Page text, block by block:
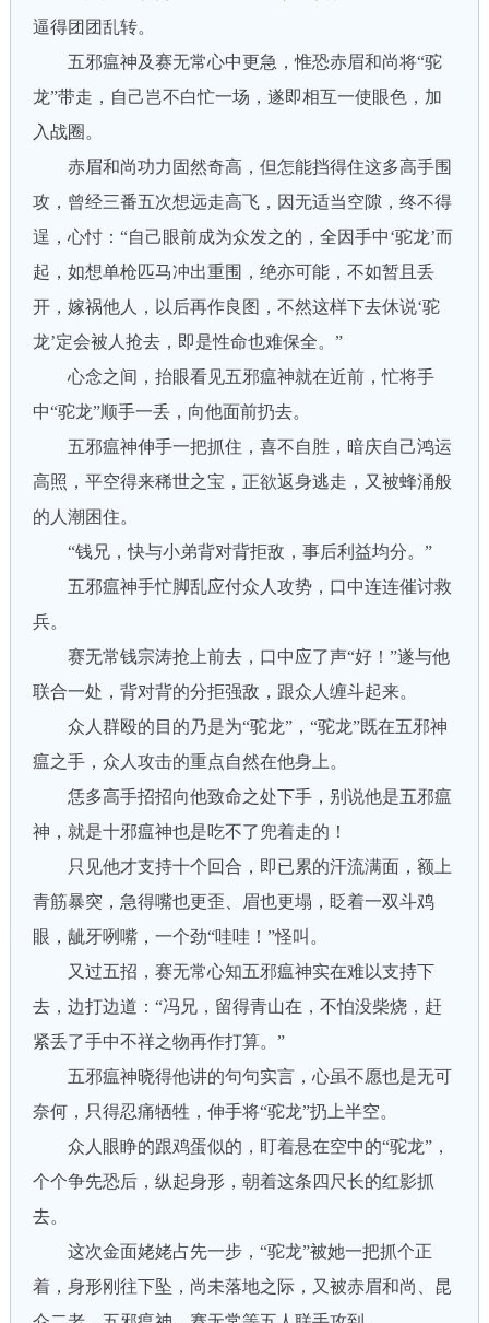
逼得团团乱转。
五邪瘟神及赛无常心中更急，惟恐赤眉和尚将“驼
龙”带走，自己岂不白忙一场，遂即相互一使眼色，加
入战圈。
赤眉和尚功力固然奇高，但怎能挡得住这多高手围
攻，曾经三番五次想远走高飞，因无适当空隙，终不得
逞，心忖：“自己眼前成为众发之的，全因手中‘驼龙’而
起，如想单枪匹马冲出重围，绝亦可能，不如暂且丢
开，嫁祸他人，以后再作良图，不然这样下去休说‘驼
龙’定会被人抢去，即是性命也难保全。”
心念之间，抬眼看见五邪瘟神就在近前，忙将手
中“驼龙”顺手一丢，向他面前扔去。
五邪瘟神伸手一把抓住，喜不自胜，暗庆自己鸿运
高照，平空得来稀世之宝，正欲返身逃走，又被蜂涌般
的人潮困住。
“钱兄，快与小弟背对背拒敌，事后利益均分。”
五邪瘟神手忙脚乱应付众人攻势，口中连连催讨救
兵。
赛无常钱宗涛抢上前去，口中应了声“好！”遂与他
联合一处，背对背的分拒强敌，跟众人缠斗起来。
众人群殴的目的乃是为“驼龙”，“驼龙”既在五邪神
瘟之手，众人攻击的重点自然在他身上。
恁多高手招招向他致命之处下手，别说他是五邪瘟
神，就是十邪瘟神也是吃不了兜着走的！
只见他才支持十个回合，即已累的汗流满面，额上
青筋暴突，急得嘴也更歪、眉也更塌，眨着一双斗鸡
眼，龇牙咧嘴，一个劲“哇哇！”怪叫。
又过五招，赛无常心知五邪瘟神实在难以支持下
去，边打边道：“冯兄，留得青山在，不怕没柴烧，赶
紧丢了手中不祥之物再作打算。”
五邪瘟神晓得他讲的句句实言，心虽不愿也是无可
奈何，只得忍痛牺牲，伸手将“驼龙”扔上半空。
众人眼睁的跟鸡蛋似的，盯着悬在空中的“驼龙”，
个个争先恐后，纵起身形，朝着这条四尺长的红影抓
去。
这次金面姥姥占先一步，“驼龙”被她一把抓个正
着，身形刚往下坠，尚未落地之际，又被赤眉和尚、昆